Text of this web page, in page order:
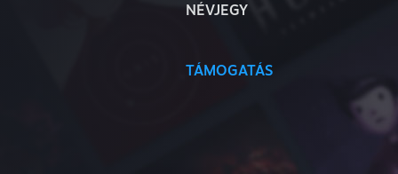
NÉVJEGY
TÁMOGATÁS